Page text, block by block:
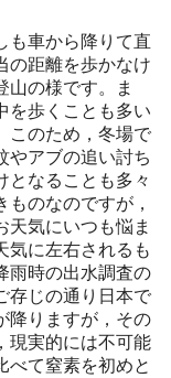
も車から降りて直
の距離を歩かなけ
山の様です。ま
を歩くことも多い
このため，冬場で
やアブの追い討ち
となることも多々
のなのですが，
天気にいつも悩ま
気に左右されるも
雨時の出水調査の
存じの通り日本で
降りますが，その
現実的には不可能
べて窒素を初めと